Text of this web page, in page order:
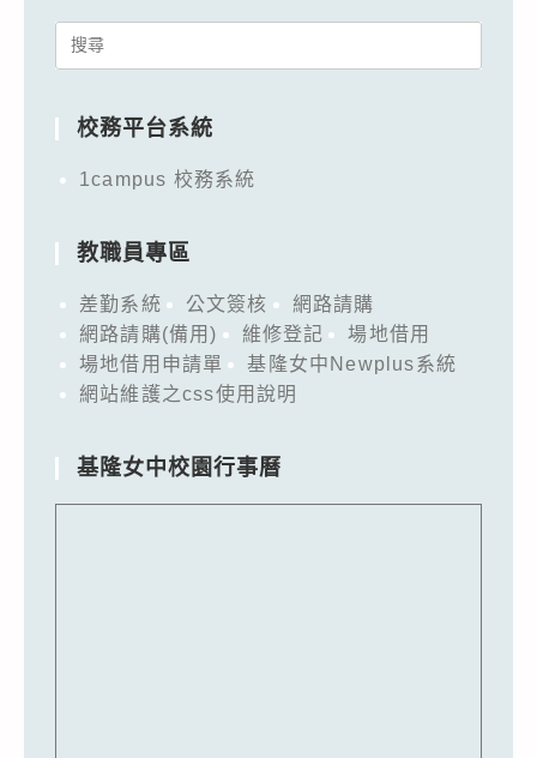
Search
校務平台系統
1campus 校務系統
教職員專區
差勤系統 公文簽核
網路請購
網路請購(備用)
維修登記
場地借用
場地借用申請單
基隆女中Newplus系統
網站維護之css使用說明
基隆女中校園行事曆